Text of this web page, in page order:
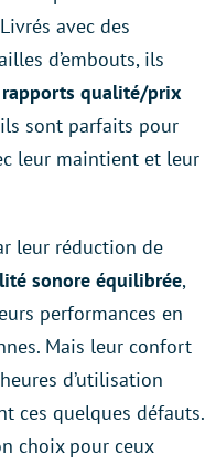
avec des
d’embouts, ils
rapports qualité/prix
sont parfaits pour
leur maintient et leur
leur réduction de
sonore équilibrée,
performances en
Mais leur confort
d’utilisation
ces quelques défauts.
choix pour ceux